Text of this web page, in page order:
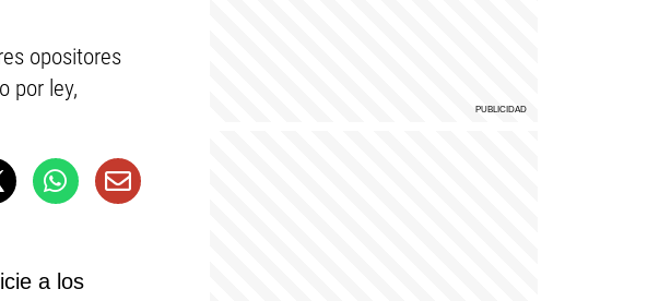
opositores
por ley,
a los